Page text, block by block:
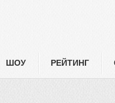
ШОУ РЕЙТИНГ